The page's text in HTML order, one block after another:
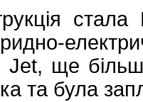
ще
та була